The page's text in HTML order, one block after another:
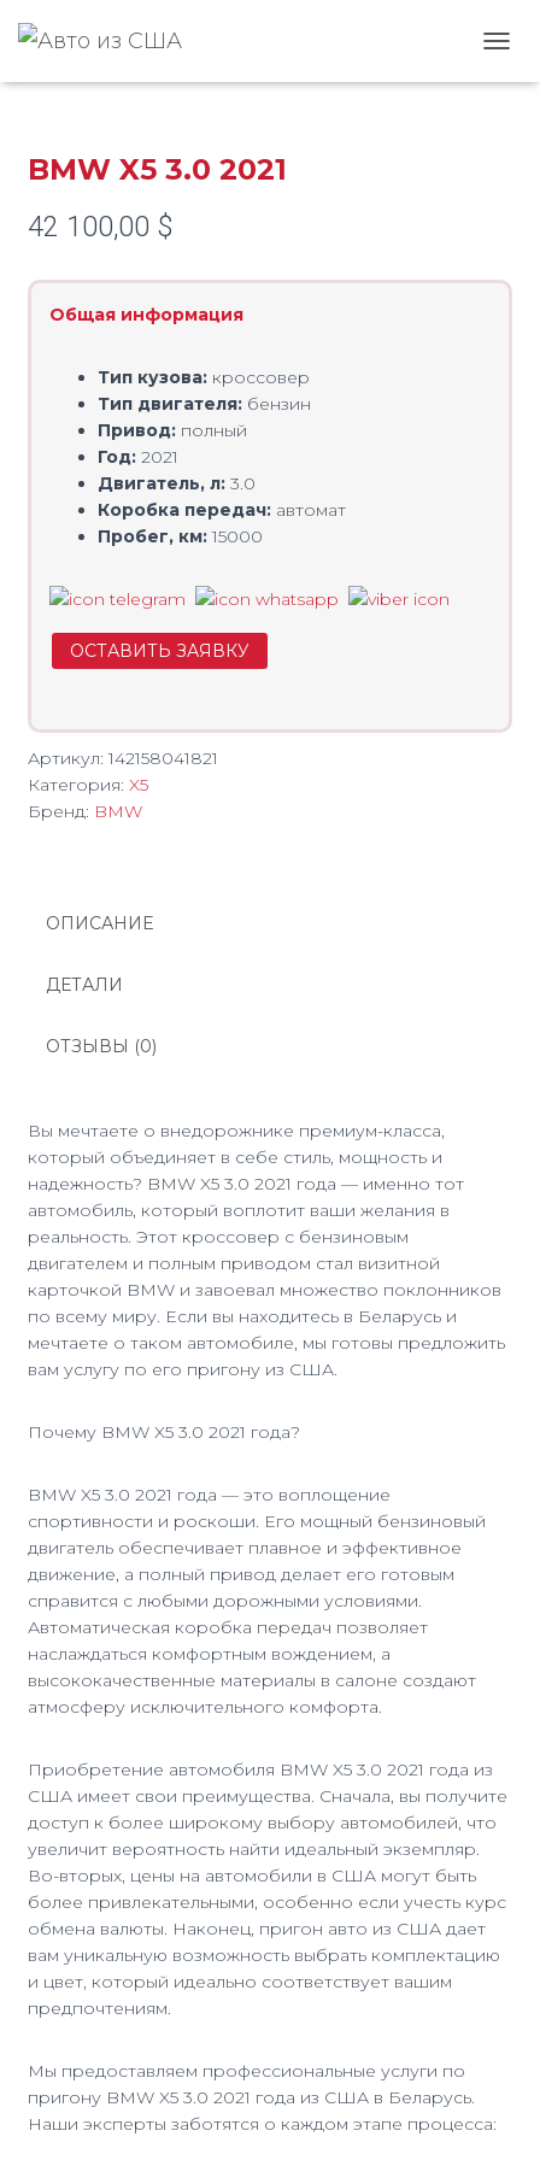
BMW X5 3.0 2021
42 100,00 $
Общая информация
Тип кузова: кроссовер
Тип двигателя: бензин
Привод: полный
Год: 2021
Двигатель, л: 3.0
Коробка передач: автомат
Пробег, км:15000
ОСТАВИТЬ ЗАЯВКУ
Артикул:142158041821
Категория: X5
Бренд: BMW
ОПИСАНИЕ
ДЕТАЛИ
ОТЗЫВЫ (0)
Вы мечтаете о внедорожнике премиум-класса,
который объединяет в себе стиль, мощность и
надежность? BMW X5 3.0 2021 года — именно тот
автомобиль, который воплотит ваши желания в
реальность. Этот кроссовер с бензиновым
двигателем и полным приводом стал визитной
карточкой BMW и завоевал множество поклонников
по всему миру. Если вы находитесь в Беларусь и
мечтаете о таком автомобиле, мы готовы предложить
вам услугу по его пригону из США.
Почему BMW X5 3.0 2021 года?
BMW X5 3.0 2021 года — это воплощение
спортивности и роскоши. Его мощный бензиновый
двигатель обеспечивает плавное и эффективное
движение, а полный привод делает его готовым
справится с любыми дорожными условиями.
Автоматическая коробка передач позволяет
наслаждаться комфортным вождением, а
высококачественные материалы в салоне создают
атмосферу исключительного комфорта.
Приобретение автомобиля BMW X5 3.0 2021 года из
США имеет свои преимущества. Сначала, вы получите
доступ к более широкому выбору автомобилей, что
увеличит вероятность найти идеальный экземпляр.
Во-вторых, цены на автомобили в США могут быть
более привлекательными, особенно если учесть курс
обмена валюты. Наконец, пригон авто из США дает
вам уникальную возможность выбрать комплектацию
и цвет, который идеально соответствует вашим
предпочтениям.
Мы предоставляем профессиональные услуги по
пригону BMW X5 3.0 2021 года из США в Беларусь.
Наши эксперты заботятся о каждом этапе процесса: